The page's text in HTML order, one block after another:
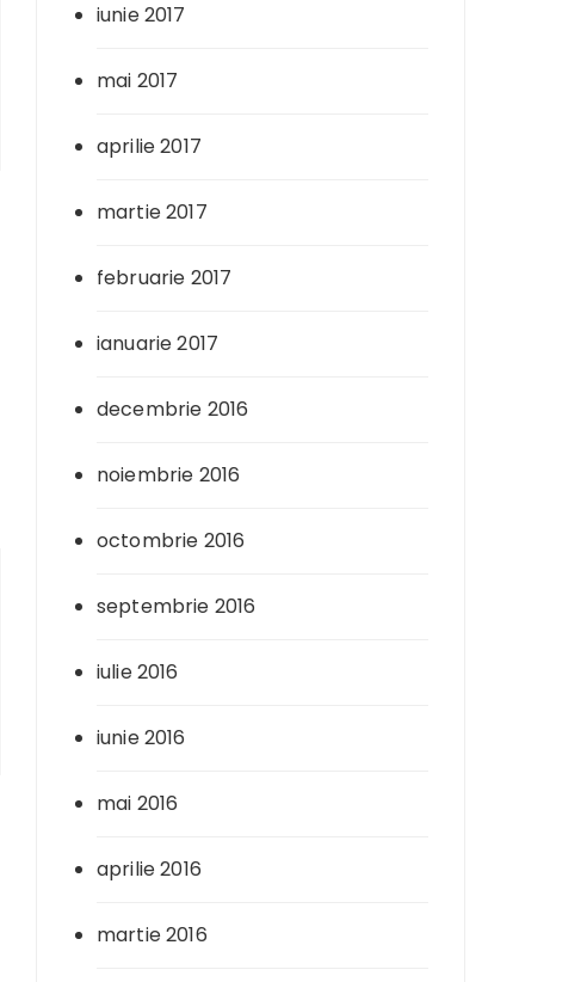
iunie 2017
mai 2017
aprilie 2017
martie 2017
februarie 2017
ianuarie 2017
decembrie 2016
noiembrie 2016
octombrie 2016
septembrie 2016
iulie 2016
iunie 2016
mai 2016
aprilie 2016
martie 2016